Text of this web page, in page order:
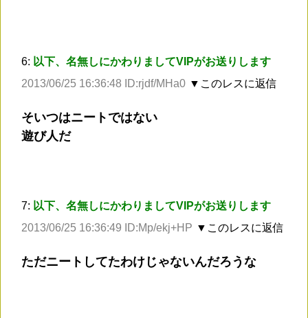
6: 以下、名無しにかわりましてVIPがお送りします
2013/06/25 16:36:48 ID:rjdf/MHa0 ▼このレスに返信
そいつはニートではない
遊び人だ
7: 以下、名無しにかわりましてVIPがお送りします
2013/06/25 16:36:49 ID:Mp/ekj+HP ▼このレスに返信
ただニートしてたわけじゃないんだろうな